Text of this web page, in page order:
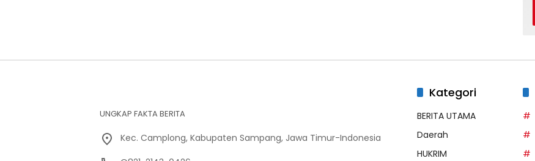
UNGKAP FAKTA BERITA
Kec. Camplong, Kabupaten Sampang, Jawa Timur-Indonesia
Kategori
BERITA UTAMA
Daerah
HUKRIM